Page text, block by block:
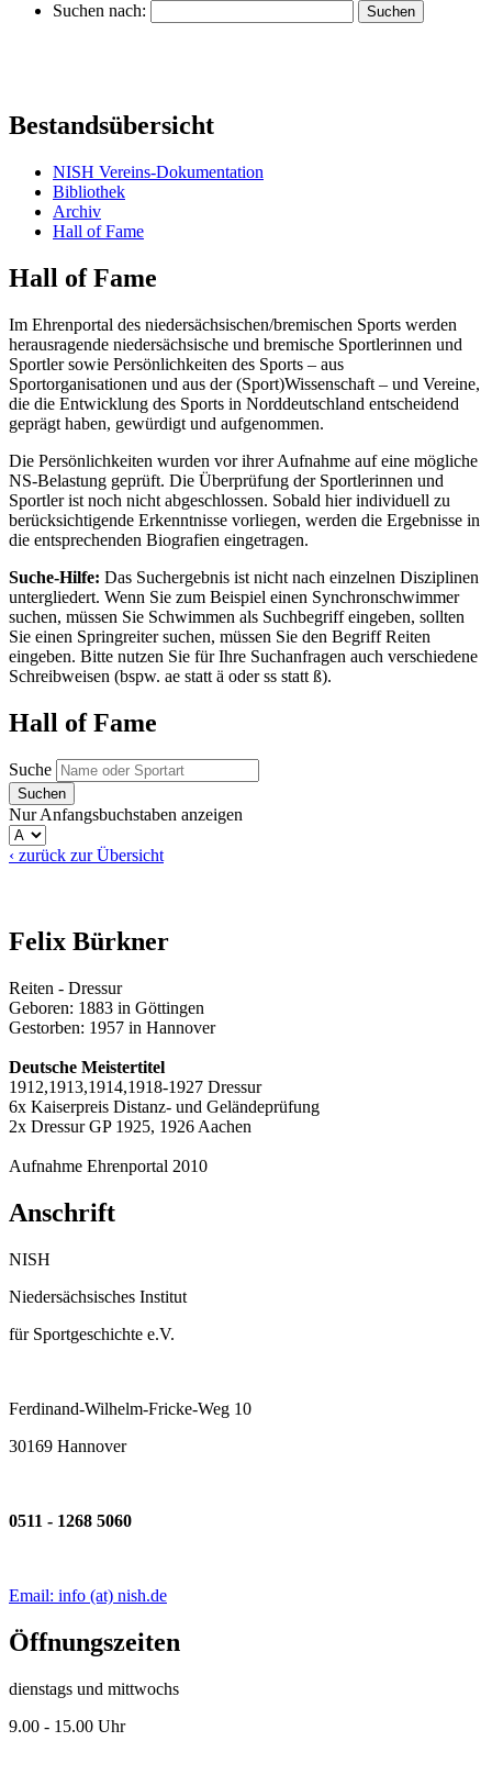
Suchen nach:
Bestandsübersicht
NISH Vereins-Dokumentation
Bibliothek
Archiv
Hall of Fame
Hall of Fame
Im Ehrenportal des niedersächsischen/bremischen Sports werden
herausragende niedersächsische und bremische Sportlerinnen und
Sportler sowie Persönlichkeiten des Sports – aus
Sportorganisationen und aus der (Sport)Wissenschaft – und Vereine,
die die Entwicklung des Sports in Norddeutschland entscheidend
geprägt haben, gewürdigt und aufgenommen.
Die Persönlichkeiten wurden vor ihrer Aufnahme auf eine mögliche
NS-Belastung geprüft. Die Überprüfung der Sportlerinnen und
Sportler ist noch nicht abgeschlossen. Sobald hier individuell zu
berücksichtigende Erkenntnisse vorliegen, werden die Ergebnisse in
die entsprechenden Biografien eingetragen.
Suche-Hilfe: Das Suchergebnis ist nicht nach einzelnen Disziplinen
untergliedert. Wenn Sie zum Beispiel einen Synchronschwimmer
suchen, müssen Sie Schwimmen als Suchbegriff eingeben, sollten
Sie einen Springreiter suchen, müssen Sie den Begriff Reiten
eingeben. Bitte nutzen Sie für Ihre Suchanfragen auch verschiedene
Schreibweisen (bspw. ae statt ä oder ss statt ß).
Hall of Fame
Suche
Nur Anfangsbuchstaben anzeigen
‹ zurück zur Übersicht
Felix Bürkner
Reiten - Dressur
Geboren: 1883 in Göttingen
Gestorben: 1957 in Hannover
Deutsche Meistertitel
1912,1913,1914,1918-1927 Dressur
6x Kaiserpreis Distanz- und Geländeprüfung
2x Dressur GP 1925, 1926 Aachen
Aufnahme Ehrenportal 2010
Anschrift
NISH
Niedersächsisches Institut
für Sportgeschichte e.V.
Ferdinand-Wilhelm-Fricke-Weg 10
30169 Hannover
0511 - 1268 5060
Email: info (at) nish.de
Öffnungszeiten
dienstags und mittwochs
9.00 - 15.00 Uhr